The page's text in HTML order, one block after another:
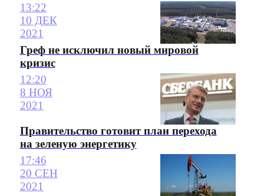
13:22
10 ДЕК
2021
Греф не исключил новый мировой
кризис
12:20
8 НОЯ
2021
Правительство готовит план перехода
на зеленую энергетику
17:46
20 СЕН
2021